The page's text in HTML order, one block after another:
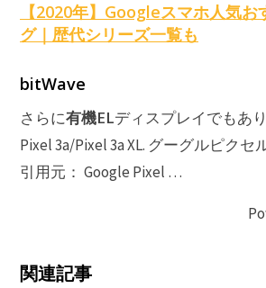
【2020年】Googleスマホ人気
グ｜歴代シリーズ一覧も
bitWave
さらに有機ELディスプレイでもあ
Pixel 3a/Pixel 3a XL. グーグルピクセ
引用元： Google Pixel …
関連記事